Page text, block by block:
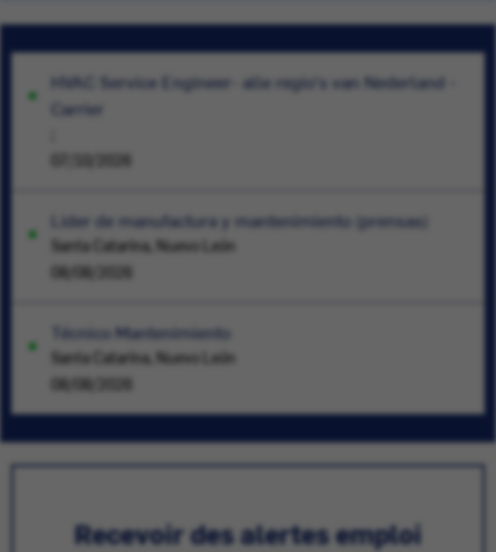
HVAC Service Engineer- alle regio's van Nederland -
Carrier
Lider de manufactura y mantenimiento (prensas)
Santa Catarina, Nuevo León
08/08/2026
Técnico Mantenimiento
Santa Catarina, Nuevo León
08/08/2026
Recevoir des alertes emploi